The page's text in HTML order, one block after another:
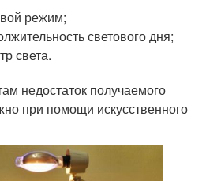
режим;
светового дня;
света.
недостаток получаемого
при помощи искусственного